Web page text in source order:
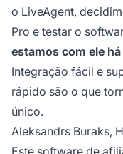
o LiveAgent,
Pro e testar o
estamos com ele
Integração fácil e
rápido são o que
único.
Aleksandrs Buraks,
Este software de